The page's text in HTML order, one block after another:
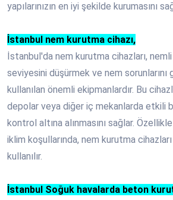
yapılarınızın en iyi şekilde kurumasını
İstanbul nem kurutma cihazı,
İstanbul'da nem kurutma cihazları,
seviyesini düşürmek ve nem sorunlarını
kullanılan önemli ekipmanlardır. Bu
depolar veya diğer iç mekanlarda etkili
kontrol altına alınmasını sağlar.
iklim koşullarında, nem kurutma
kullanılır.
İstanbul Soğuk havalarda beton